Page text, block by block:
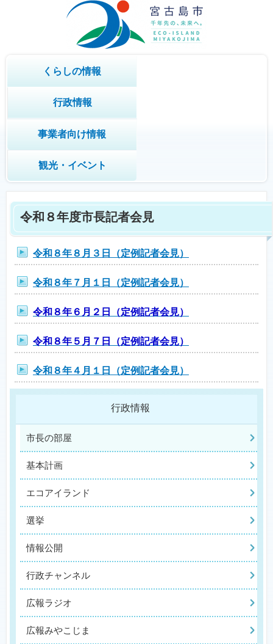
くらしの情報
行政情報
事業者向け情報
観光・イベント
令和８年度市長記者会見
令和８年８月３日（定例記者会見）
令和８年７月１日（定例記者会見）
令和８年６月２日（定例記者会見）
令和８年５月７日（定例記者会見）
令和８年４月１日（定例記者会見）
行政情報
市長の部屋
基本計画
エコアイランド
選挙
情報公開
行政チャンネル
広報ラジオ
広報みやこじま